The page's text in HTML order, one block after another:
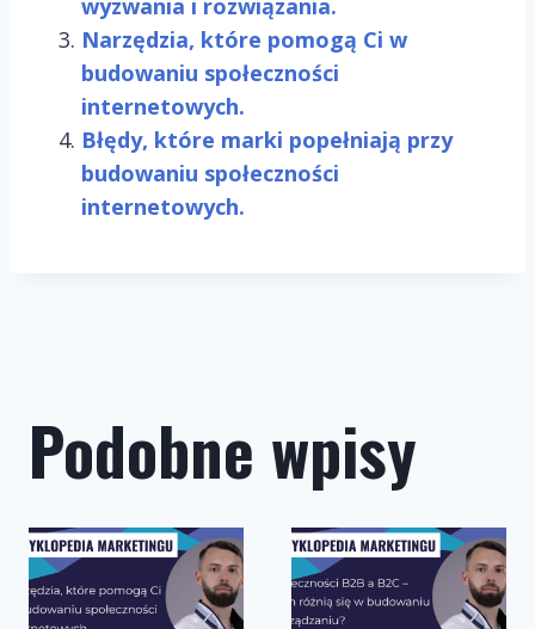
wyzwania i rozwiązania.
Narzędzia, które pomogą Ci w
budowaniu społeczności
internetowych.
Błędy, które marki popełniają przy
budowaniu społeczności
internetowych.
Podobne wpisy